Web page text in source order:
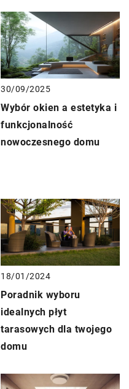
30/09/2025
Wybór okien a estetyka i
funkcjonalność
nowoczesnego domu
18/01/2024
Poradnik wyboru
idealnych płyt
tarasowych dla twojego
domu